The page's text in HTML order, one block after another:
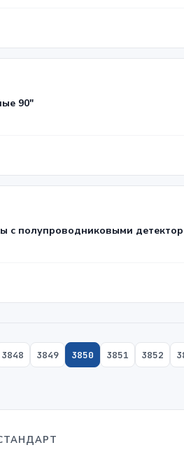
90"
с полупроводниковыми
3848 3849 3850 3851 3852